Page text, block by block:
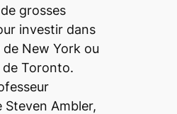
grosses
investir dans
de New York ou
de Toronto.
Steven Ambler,